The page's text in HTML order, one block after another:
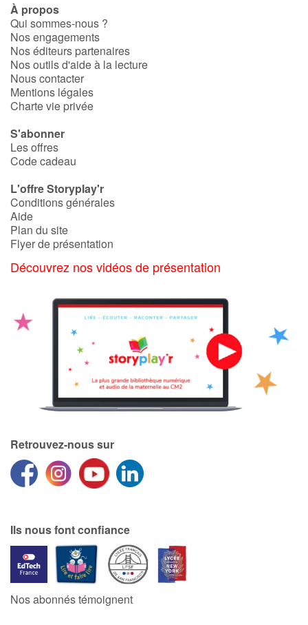
À propos
Qui sommes-nous ?
Nos engagements
Nos éditeurs partenaires
Nos outils d'aide à la lecture
Nous contacter
Mentions légales
Charte vie privée
S'abonner
Les offres
Code cadeau
L'offre Storyplay'r
Conditions générales
Aide
Plan du site
Flyer de présentation
Découvrez nos vidéos de présentation
Retrouvez-nous sur
Ils nous font confiance
Nos abonnés témoignent